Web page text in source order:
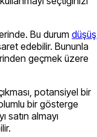
Bu durum düşüş
edebilir. Bununla
geçmek üzere
potansiyel bir
bir gösterge
satın almayı